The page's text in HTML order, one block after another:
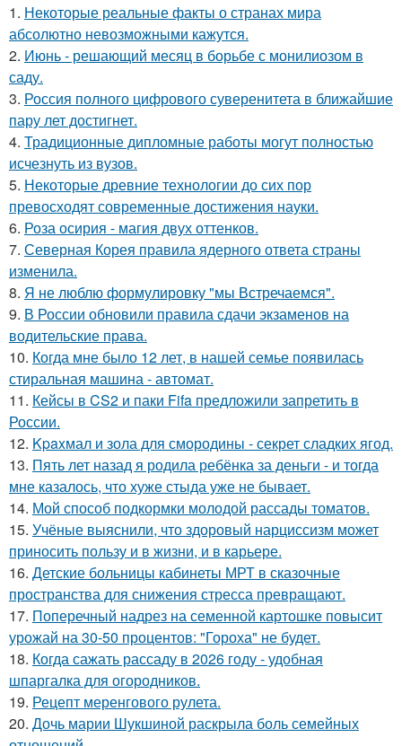
1. Некоторые реальные факты о странах мира
абсолютно невозможными кажутся.
2. Июнь - решающий месяц в борьбе с монилиозом в
саду.
3. Россия полного цифрового суверенитета в ближайшие
пару лет достигнет.
4. Традиционные дипломные работы могут полностью
исчезнуть из вузов.
5. Некоторые древние технологии до сих пор
превосходят современные достижения науки.
6. Роза осирия - магия двух оттенков.
7. Северная Корея правила ядерного ответа страны
изменила.
8. Я не люблю формулировку "мы Встречаемся".
9. В России обновили правила сдачи экзаменов на
водительские права.
10. Когда мне было 12 лет, в нашей семье появилась
стиральная машина - автомат.
11. Кейсы в CS2 и паки Fifa предложили запретить в
России.
12. Kpaxмал и зола для смородины - секрет сладких ягод.
13. Пять лет назад я родила ребёнка за деньги - и тогда
мне казалось, что хуже стыда уже не бывает.
14. Мой способ подкормки молодой рассады томатов.
15. Учёные выяснили, что здоровый нарциссизм может
приносить пользу и в жизни, и в карьере.
16. Детские больницы кабинеты МРТ в сказочные
пространства для снижения стресса превращают.
17. Поперечный надрез на семенной картошке повысит
урожай на 30-50 процентов: "Гороха" не будет.
18. Когда сажать рассаду в 2026 году - удобная
шпаргалка для огородников.
19. Рецепт меренгового рулета.
20. Дочь марии Шукшиной раскрыла боль семейных